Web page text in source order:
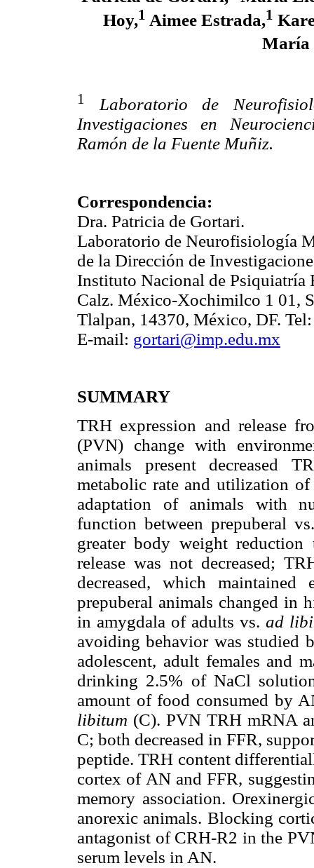
Hoy,1 Aimee Estrada,1
María
1
Laboratorio de
Investigaciones en
Ramón de la Fuente Muñiz.
Correspondencia:
Dra. Patricia de Gortari.
Laboratorio de Neurofisiología
de la Dirección de
Instituto Nacional de Psiquiatría
Calz. México-Xochimilco 1 01,
Tlalpan, 14370, México, DF.
E-mail: gortari@imp.edu.mx
SUMMARY
TRH expression and release
(PVN) change with
animals present decreased
metabolic rate and utilization
adaptation of animals with
function between prepuberal
greater body weight
release was not decreased;
decreased, which
prepuberal animals changed in
in amygdala of adults vs. ad
avoiding behavior was studied
adolescent, adult females and
drinking 2.5% of NaCl
amount of food consumed by
libitum (C). PVN TRH mRNA
C; both decreased in FFR,
peptide. TRH content
cortex of AN and FFR,
memory association.
anorexic animals. Blocking
antagonist of CRH-R2 in the
serum levels in AN.